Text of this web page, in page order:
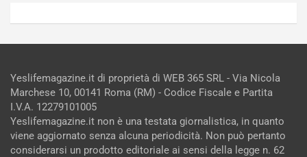
Yeslifemagazine.it di proprietà di WEB 365 SRL - Via Nicola
Marchese 10, 00141 Roma (RM) - Codice Fiscale e Partita
I.V.A. 12279101005
Yeslifemagazine.it non è una testata giornalistica, in quanto
viene aggiornato senza alcuna periodicità. Non può pertanto
considerarsi un prodotto editoriale ai sensi della legge n. 62